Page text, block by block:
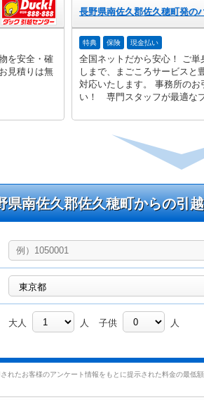
を安全・確
見積りは無
特典 保険 現金払い
全国ネットだから安心！ ご単
しまで、まごころサービスと
対応いたします。 事務所のお
い！ 専門スタッフが最適な
県南佐久郡佐久穂町からの引
大人 人 子供 人
れたお客様のアンケート情報をもとに提示された料金の最